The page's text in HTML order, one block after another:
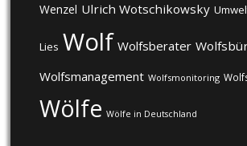
Wenzel Ulrich Wotschikowsky
Lies Wolf Wolfsberater
Wolfsmanagement Wolfsmonitoring
Wölfe Wölfe in Deutschland